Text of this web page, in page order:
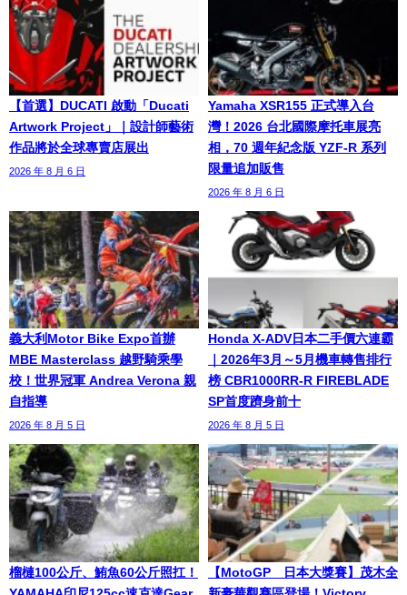
【首選】DUCATI 啟動「Ducati
Artwork Project」｜設計師藝術
作品將於全球專賣店展出
2026 年 8 月 6 日
Yamaha XSR155 正式導入台
灣！2026 台北國際摩托車展亮
相，70 週年紀念版 YZF-R 系列
限量追加販售
2026 年 8 月 6 日
義大利Motor Bike Expo首辦
MBE Masterclass 越野騎乘學
校！世界冠軍 Andrea Verona 親
自指導
2026 年 8 月 5 日
Honda X-ADV日本二手價六連霸
｜2026年3月～5月機車轉售排行
榜 CBR1000RR-R FIREBLADE
SP首度躋身前十
2026 年 8 月 5 日
榴槤100公斤、鮪魚60公斤照扛！
【MotoGP™日本大獎賽】茂木全